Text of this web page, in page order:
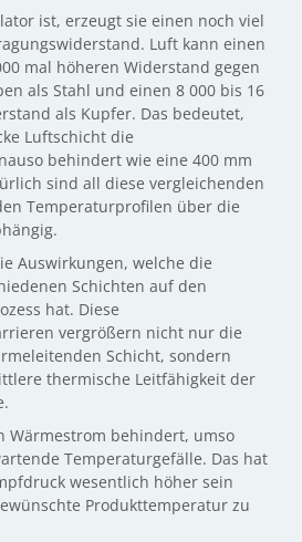
ist, erzeugt sie einen noch viel
Luft kann einen
mal höheren Widerstand gegen
als Stahl und einen 8 000 bis 16
als Kupfer. Das bedeutet,
Luftschicht die
behindert wie eine 400 mm
sind all diese vergleichenden
Temperaturprofilen über die
Auswirkungen, welche die
Schichten auf den
hat. Diese
vergrößern nicht nur die
Schicht, sondern
thermische Leitfähigkeit der
Wärmestrom behindert, umso
Temperaturgefälle. Das hat
wesentlich höher sein
Produkttemperatur zu